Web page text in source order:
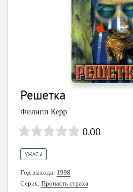
Решетка
Филипп Керр
0.00
УЖАСЫ
Год выхода: 1998
Серия: Пропасть страха